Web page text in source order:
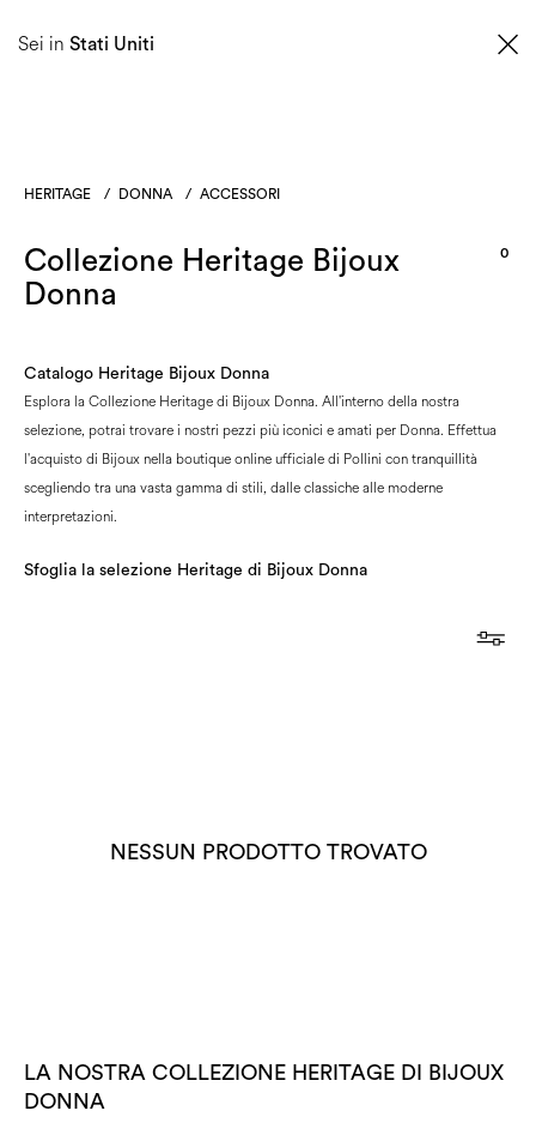
Sei in Stati Uniti
HERITAGE / DONNA / ACCESSORI
Collezione Heritage Bijoux
Donna
0
Catalogo Heritage Bijoux Donna
Esplora la Collezione Heritage di Bijoux Donna. All'interno della nostra
selezione, potrai trovare i nostri pezzi più iconici e amati per Donna. Effettua
l'acquisto di Bijoux nella boutique online ufficiale di Pollini con tranquillità
scegliendo tra una vasta gamma di stili, dalle classiche alle moderne
interpretazioni.
Sfoglia la selezione Heritage di Bijoux Donna
NESSUN PRODOTTO TROVATO
LA NOSTRA COLLEZIONE HERITAGE DI BIJOUX
DONNA